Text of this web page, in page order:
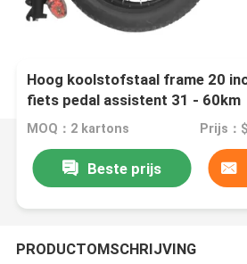
Hoog koolstofstaal frame 20
fiets pedal assistent 31 - 60km
MOQ：2 kartons
Beste prijs
PRODUCTOMSCHRIJVING